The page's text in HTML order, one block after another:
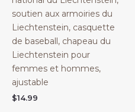
soutien aux armoiries du
Liechtenstein, casquette
de baseball, chapeau du
Liechtenstein pour
femmes et hommes,
ajustable
$14.99